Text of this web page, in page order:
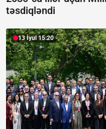
təsdiqləndi
13 İyul 15:20